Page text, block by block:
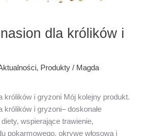
dla królików i
, Produkty / Magda
królików i gryzoni Mój kolejny produkt.
królików i gryzoni– doskonałe
diety, wspierające trawienie,
pokarmowego, okrywę włosową i